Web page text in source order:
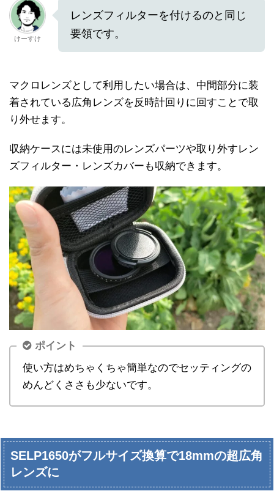
けーすけ
レンズフィルターを付けるのと同じ
要領です。
マクロレンズとして利用したい場合は、中間部分に装
着されている広角レンズを反時計回りに回すことで取
り外せます。
収納ケースには未使用のレンズパーツや取り外すレン
ズフィルター・レンズカバーも収納できます。
ポイント
使い方はめちゃくちゃ簡単なのでセッティングの
めんどくささも少ないです。
SELP1650がフルサイズ換算で18mmの超広角
レンズに